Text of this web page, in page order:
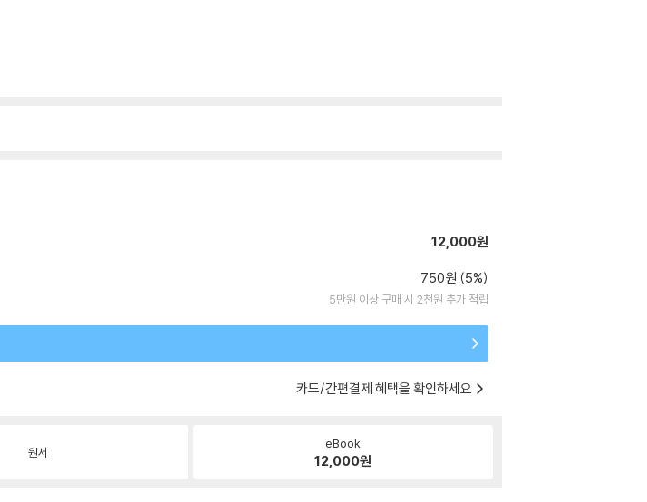
12,000원
750원 (5%)
5만원 이상 구매 시 2천원 추가 적립
카드/간편결제 혜택을 확인하세요
원서
eBook
12,000원